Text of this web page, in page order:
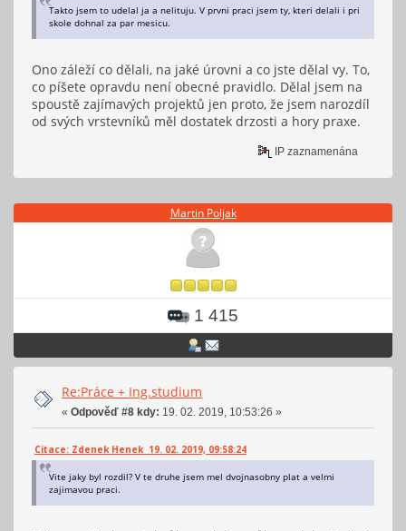
Takto jsem to udelal ja a nelituju. V prvni praci jsem ty, kteri delali i pri
skole dohnal za par mesicu.
Ono záleží co dělali, na jaké úrovni a co jste dělal vy. To,
co píšete opravdu není obecné pravidlo. Dělal jsem na
spoustě zajímavých projektů jen proto, že jsem narozdíl
od svých vrstevníků měl dostatek drzosti a hory praxe.
IP zaznamenána
Martin Poljak
1 415
Re:Práce + Ing.studium
« Odpověď #8 kdy: 19. 02. 2019, 10:53:26 »
Citace: Zdenek Henek 19. 02. 2019, 09:58:24
Vite jaky byl rozdil? V te druhe jsem mel dvojnasobny plat a velmi
zajimavou praci.